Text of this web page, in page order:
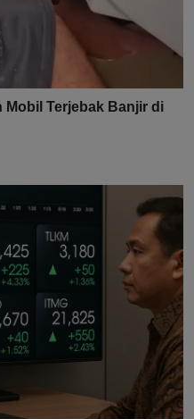
Mobil Terjebak Banjir di